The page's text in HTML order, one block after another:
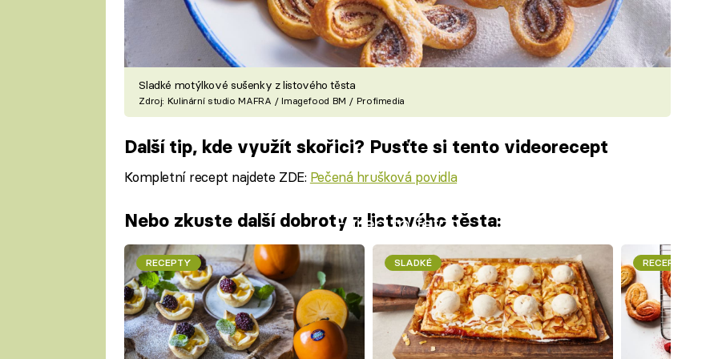
Sladké motýlkové sušenky z listového těsta
Zdroj: Kulinární studio MAFRA / Imagefood BM / Profimedia
Další tip, kde využít skořici? Pusťte si tento videorecept
Kompletní recept najdete ZDE: Pečená hrušková povidla
Failed to fetch
Nebo zkuste další dobroty z listového těsta:
RECEPTY SLADKÉ RECEPTY